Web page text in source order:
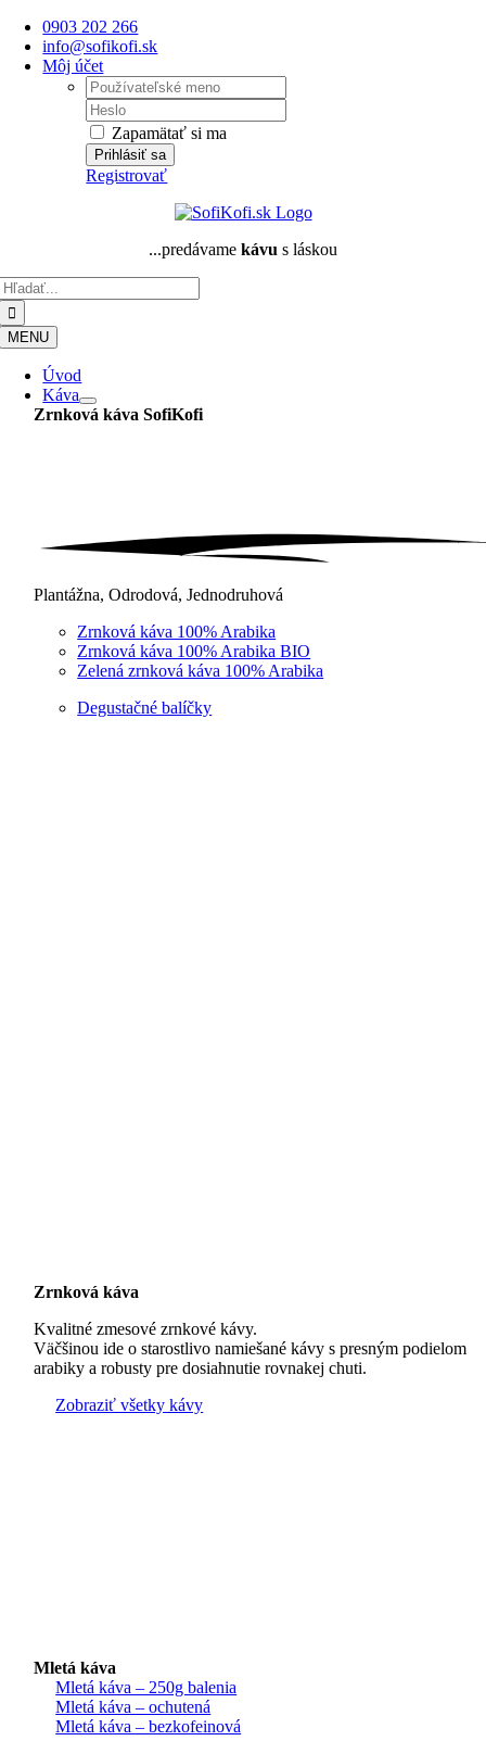
Skip
content
0903 202 266
info@sofikofi.sk
Môj účet
Username:
Password:
Zapamätať si ma
Registrovať
...predávame kávu s láskou
MENU
Úvod
Káva
Zrnková káva SofiKofi
Plantážna, Odrodová, Jednodruhová
Zrnková káva 100% Arabika
Zrnková káva 100% Arabika BIO
Zelená zrnková káva 100% Arabika
Degustačné balíčky
Zrnková káva
Kvalitné zmesové zrnkové kávy.
Väčšinou ide o starostlivo namiešané kávy s presným podielom
arabiky a robusty pre dosiahnutie rovnakej chuti.
Zobraziť všetky kávy
Mletá káva
Mletá káva – 250g balenia
Mletá káva – ochutená
Mletá káva – bezkofeinová